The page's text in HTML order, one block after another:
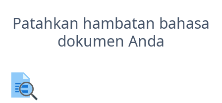
Patahkan hambatan bahasa
dokumen Anda